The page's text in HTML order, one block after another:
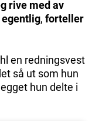
rive med av
egentlig, forteller
en redningsvest
så ut som hun
hun delte i